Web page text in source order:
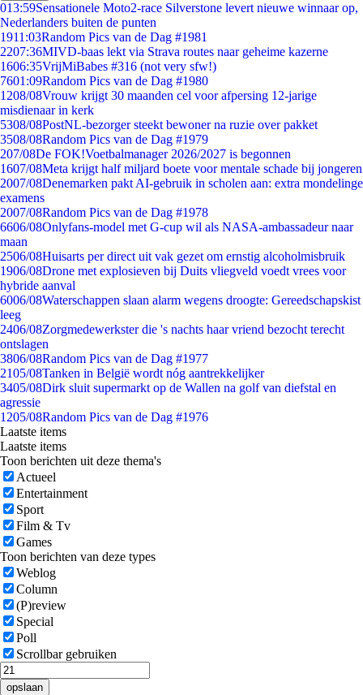
013:59Sensationele Moto2-race Silverstone levert nieuwe winnaar op,
Nederlanders buiten de punten
1911:03Random Pics van de Dag #1981
2207:36MIVD-baas lekt via Strava routes naar geheime kazerne
1606:35VrijMiBabes #316 (not very sfw!)
7601:09Random Pics van de Dag #1980
1208/08Vrouw krijgt 30 maanden cel voor afpersing 12-jarige
misdienaar in kerk
5308/08PostNL-bezorger steekt bewoner na ruzie over pakket
3508/08Random Pics van de Dag #1979
207/08De FOK!Voetbalmanager 2026/2027 is begonnen
1607/08Meta krijgt half miljard boete voor mentale schade bij jongeren
2007/08Denemarken pakt AI-gebruik in scholen aan: extra mondelinge
examens
2007/08Random Pics van de Dag #1978
6606/08Onlyfans-model met G-cup wil als NASA-ambassadeur naar
maan
2506/08Huisarts per direct uit vak gezet om ernstig alcoholmisbruik
1906/08Drone met explosieven bij Duits vliegveld voedt vrees voor
hybride aanval
6006/08Waterschappen slaan alarm wegens droogte: Gereedschapskist
leeg
2406/08Zorgmedewerkster die 's nachts haar vriend bezocht terecht
ontslagen
3806/08Random Pics van de Dag #1977
2105/08Tanken in België wordt nóg aantrekkelijker
3405/08Dirk sluit supermarkt op de Wallen na golf van diefstal en
agressie
1205/08Random Pics van de Dag #1976
Laatste items
Laatste items
Toon berichten uit deze thema's
Actueel
Entertainment
Sport
Film & Tv
Games
Toon berichten van deze types
Weblog
Column
(P)review
Special
Poll
Scrollbar gebruiken
opslaan